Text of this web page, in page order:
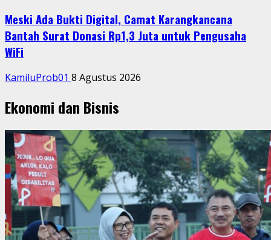
Meski Ada Bukti Digital, Camat Karangkancana
Bantah Surat Donasi Rp1,3 Juta untuk Pengusaha
WiFi
KamiluProb01 8 Agustus 2026
Ekonomi dan Bisnis